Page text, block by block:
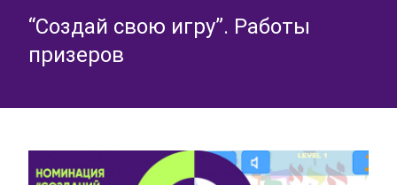
“Создай свою игру”. Работы
призеров